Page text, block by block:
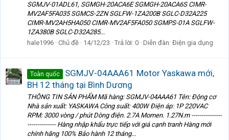
SGMJV-01ADL61, SGMGH-20ACA6E SGMGH-20ACA6S CIMR-
MV2AF5FA035 SGMCS-2ZN SGLFW-1ZA200B SGLC-D32A225
CIMR-MV2AH5HA050 CIMR-MV2AF5FA050 SGMPS-01A SGLFW-
1ZA380B SGLC-D32A285...
hale1996 Chủ đề 14/12/23 Trả lời: 0 Diễn đàn: Điện gia dụng
Toàn quốc
SGMJV-04AAA61 Motor Yaskawa mới,
BH 12 tháng tại Bình Dương
THÔNG TIN SẢN PHẨM Mã hàng: SGMJV-04AAA61 Tên: Động cơ
Nhà sản xuất: YASKAWA Công suất: 400W Điện áp: 1P 220VAC
RPM: 3000 vòng / phút Dòng điện. 2.7A Momen. 1.27N.m ---------------
-------------- Hàng nhập khẩu trực tiếp với giá cạnh tranh Hàng mới
chính hãng 100% Bảo hành 12 tháng...